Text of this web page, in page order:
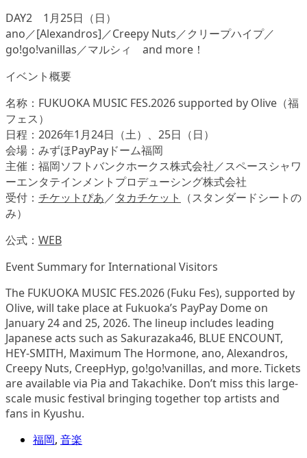
DAY2 1月25日（日）
ano／[Alexandros]／Creepy Nuts／クリープハイプ／
go!go!vanillas／マルシィ and more！
イベント概要
名称：FUKUOKA MUSIC FES.2026 supported by Olive（福
フェス）
日程：2026年1月24日（土）、25日（日）
会場：みずほPayPayドーム福岡
主催：福岡ソフトバンクホークス株式会社／スペースシャワ
ーエンタテインメントプロデューシング株式会社
受付： チケットぴあ／タカチケット
（スタンダードシートの
み）
公式： WEB
Event Summary for International Visitors
The FUKUOKA MUSIC FES.2026 (Fuku Fes), supported by
Olive, will take place at Fukuoka’s PayPay Dome on
January 24 and 25, 2026. The lineup includes leading
Japanese acts such as Sakurazaka46, BLUE ENCOUNT,
HEY-SMITH, Maximum The Hormone, ano, Alexandros,
Creepy Nuts, CreepHyp, go!go!vanillas, and more. Tickets
are available via Pia and Takachike. Don’t miss this large-
scale music festival bringing together top artists and
fans in Kyushu.
福岡, 音楽